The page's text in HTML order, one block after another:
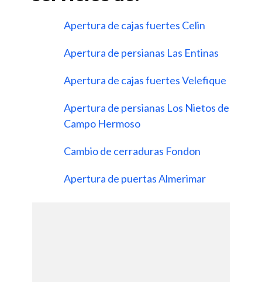
Apertura de cajas fuertes Celin
Apertura de persianas Las Entinas
Apertura de cajas fuertes Velefique
Apertura de persianas Los Nietos de
Campo Hermoso
Cambio de cerraduras Fondon
Apertura de puertas Almerimar